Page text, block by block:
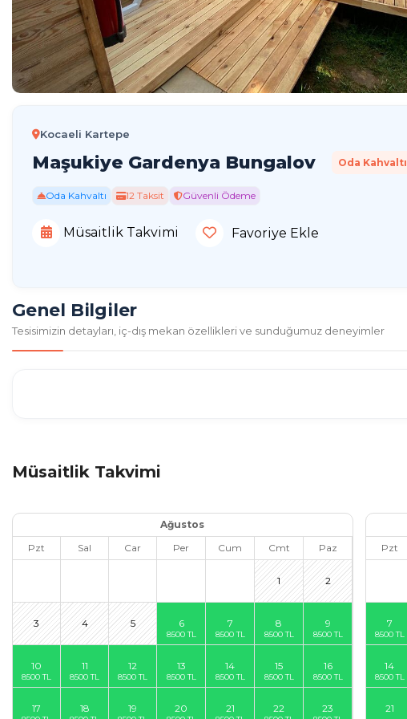
Kocaeli Kartepe
Maşukiye Gardenya Bungalov Oda Kahvaltı
Oda Kahvaltı 12 Taksit Güvenli Ödeme
Müsaitlik Takvimi Favoriye Ekle
Genel Bilgiler
Tesisimizin detayları, iç-dış mekan özellikleri ve sunduğumuz deneyimler
Müsaitlik Takvimi
Ağustos
Pzt
Sal Car Per Cum Cmt Paz
1 2
3 4 5 6 7 8 9
10 11 12 13 14 15 16
17 18 19 20 21 22 23
Pzt
7
14
21